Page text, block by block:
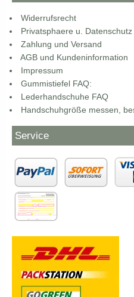
Widerrufsrecht
Privatsphaere u. Datenschutz
Zahlung und Versand
AGB und Kundeninformation
Impressum
Gummistiefel FAQ:
Lederhandschuhe FAQ
Handschuhgröße messen,
Service